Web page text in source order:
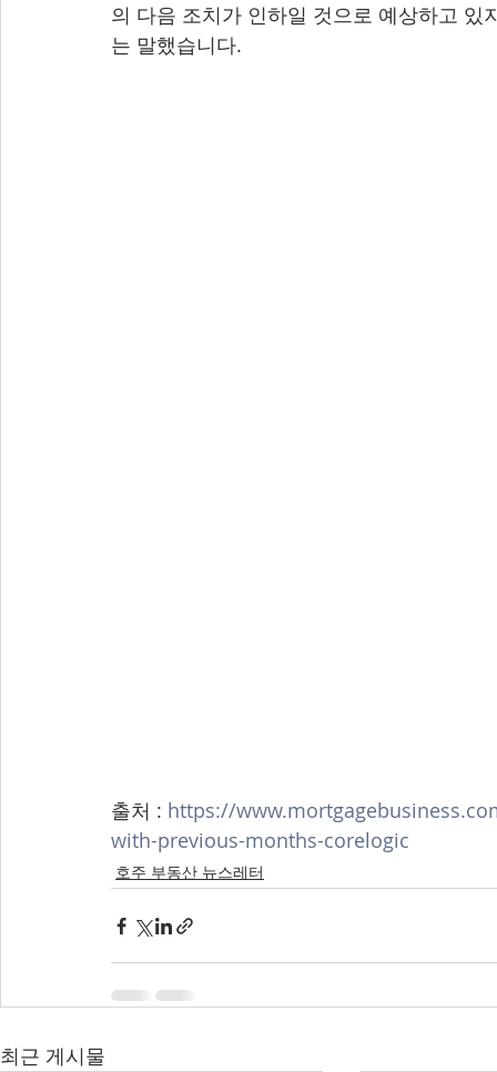
의 다음 조치가 인하일 것으로 예상하고
는 말했습니다.
출처 : https://
with-previous-months-corelogic
호주 부동산 뉴스레터
최근 게시물